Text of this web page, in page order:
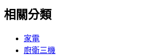
相關分類
家電
廚衛三機